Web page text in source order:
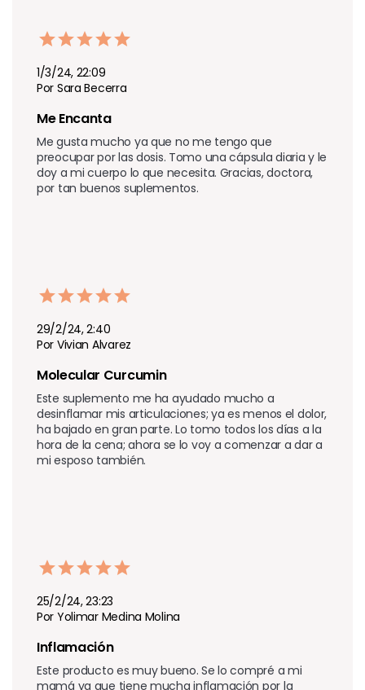
1/3/24, 22:09
Por Sara Becerra
Me Encanta
Me gusta mucho ya que no me tengo que
preocupar por las dosis. Tomo una cápsula diaria y le
doy a mi cuerpo lo que necesita. Gracias, doctora,
por tan buenos suplementos.
29/2/24, 2:40
Por Vivian Alvarez
Molecular Curcumin
Este suplemento me ha ayudado mucho a
desinflamar mis articulaciones; ya es menos el dolor,
ha bajado en gran parte. Lo tomo todos los días a la
hora de la cena; ahora se lo voy a comenzar a dar a
mi esposo también.
25/2/24, 23:23
Por Yolimar Medina Molina
Inflamación
Este producto es muy bueno. Se lo compré a mi
mamá ya que tiene mucha inflamación por la